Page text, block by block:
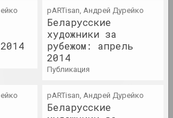
аўтарства
публикация
Андрей Дурейко
Беларусское искусство:
будущее, вооруженное
публикация
pARTisan, Андрей Дурейко
Беларусские
художники за
рубежом: апрель
2014
публикация
pARTisan, Андрей Дурейко
Беларусские